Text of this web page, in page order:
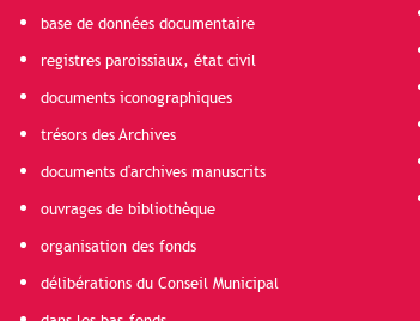
base de données documentaire
registres paroissiaux, état civil
documents iconographiques
trésors des Archives
documents d'archives manuscrits
ouvrages de bibliothèque
organisation des fonds
délibérations du Conseil Municipal